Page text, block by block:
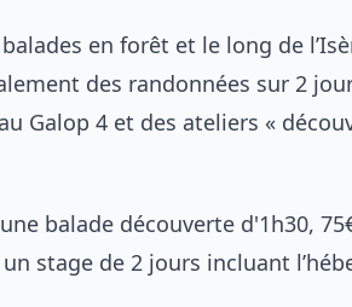
en forêt et le long de
des randonnées sur 2
Galop 4 et des ateliers «
balade découverte d'1h30,
stage de 2 jours incluant